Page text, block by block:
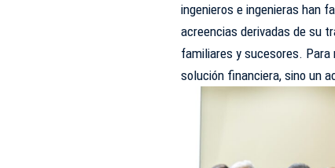
ingenieros e ingenieras han
acreencias derivadas de su
familiares y sucesores.
solución financiera, sino un